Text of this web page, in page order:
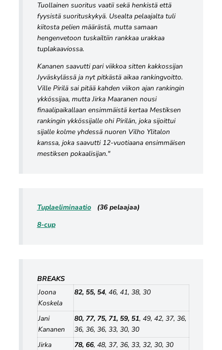
Tuollainen suoritus vaatii sekä henkistä että
fyysistä suorituskykyä. Usealta pelaajalta tuli
kiitosta pelien määrästä, mutta samaan
hengenvetoon tuskailtiin rankkaa urakkaa
tuplakaaviossa.
Kananen saavutti pari viikkoa sitten kakkossijan
Jyväskylässä ja nyt pitkästä aikaa rankingvoitto.
Ville Pirilä sai pitää kahden viikon ajan rankingin
ykkössijaa, mutta Jirka Maaranen nousi
finaalipaikallaan ensimmäistä kertaa Mestiksen
rankingin ykkössijalle ohi Pirilän, joka sijoittui
sijalle kolme yhdessä nuoren Vilho Ylitalon
kanssa, joka saavutti 12-vuotiaana ensimmäisen
mestiksen pokaalisijan."
Tuplaeliminaatio(36 pelaajaa)
8-cup
BREAKS
Joona
Koskela
82, 55, 54, 46, 41, 38, 30
Jani
Kananen
80, 77, 75, 71, 59, 51, 49, 42, 37, 36,
36, 36, 36, 33, 30, 30
Jirka
78, 66, 48, 37, 36, 33, 32, 30, 30